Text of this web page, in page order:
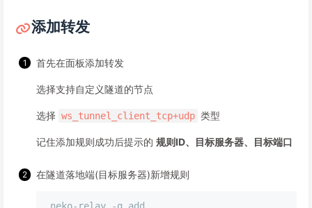
添加转发
首先在面板添加转发
选择支持自定义隧道的节点
选择 ws_tunnel_client_tcp+udp 类型
记住添加规则成功后提示的规则ID、目标服务器、目标端口
在隧道落地端(目标服务器)新增规则